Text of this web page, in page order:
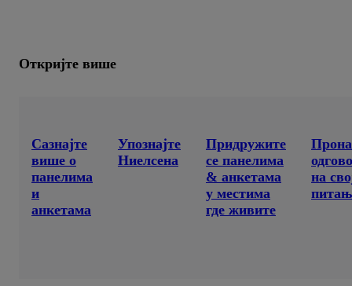
Откријте више
Сазнајте
више о
панелима
и
анкетама
Упознајте
Ниелсена
Придружите
се панелима
& анкетама
у местима
где живите
на